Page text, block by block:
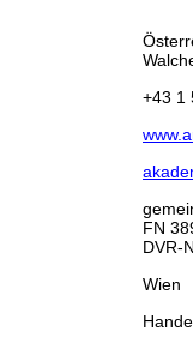
+43 1
FN
DVR-
Wien